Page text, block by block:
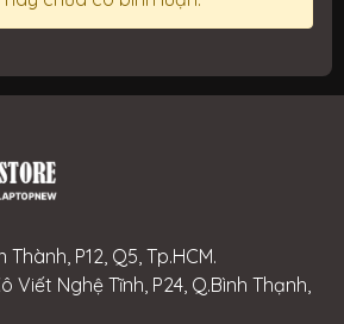
P12, Q5, Tp.HCM.
Viết Nghệ Tĩnh, P24, Q.Bình Thạnh,